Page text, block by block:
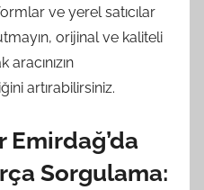
ve yerel satıcılar
orijinal ve kaliteli
artırabilirsiniz.
Sorgulama: